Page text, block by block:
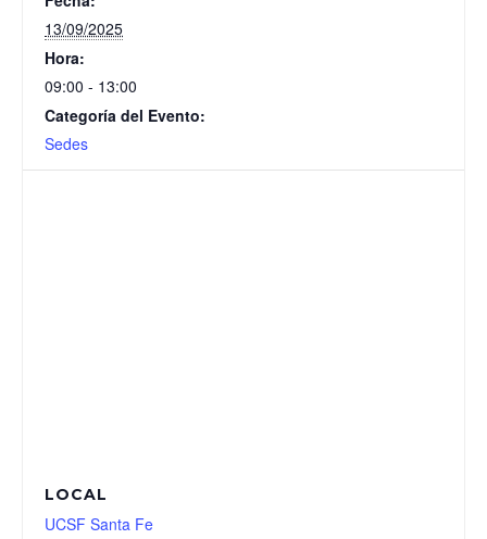
13/09/2025
Hora:
09:00 - 13:00
Categoría del Evento:
Sedes
LOCAL
UCSF Santa Fe